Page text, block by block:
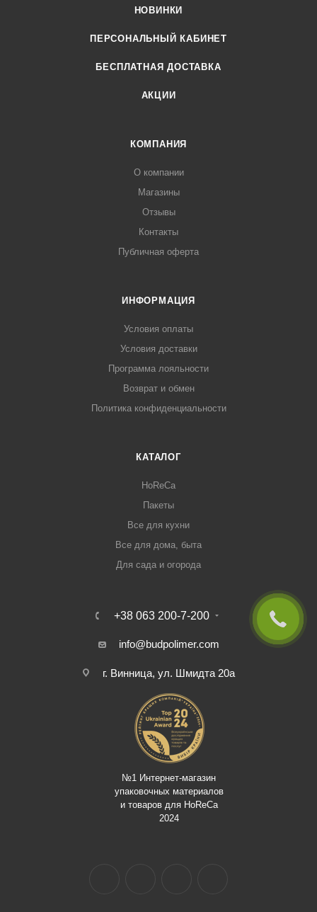
НОВИНКИ
ПЕРСОНАЛЬНЫЙ КАБИНЕТ
БЕСПЛАТНАЯ ДОСТАВКА
АКЦИИ
КОМПАНИЯ
О компании
Магазины
Отзывы
Контакты
Публичная оферта
ИНФОРМАЦИЯ
Условия оплаты
Условия доставки
Программа лояльности
Возврат и обмен
Политика конфиденциальности
КАТАЛОГ
HoReCa
Пакеты
Все для кухни
Все для дома, быта
Для сада и огорода
+38 063 200-7-200
info@budpolimer.com
г. Винница, ул. Шмидта 20а
№1 Интернет-магазин
упаковочных материалов
и товаров для HoReCa
2024